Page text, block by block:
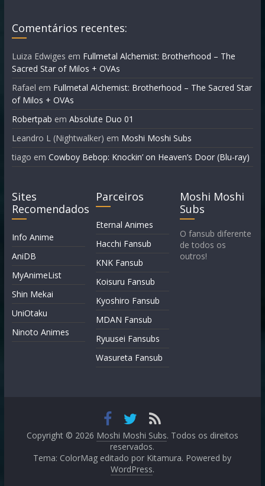
Comentários recentes:
Luiza Edwiges em Fullmetal Alchemist: Brotherhood – The
Sacred Star of Milos + OVAs
Rafael em Fullmetal Alchemist: Brotherhood – The Sacred Star
of Milos + OVAs
Robertpab em Absolute Duo 01
Leandro L (Nightwalker) em Moshi Moshi Subs
tiago em Cowboy Bebop: Knockin’ on Heaven’s Door (Blu-ray)
Sites
Recomendados
Info Anime
AniDB
MyAnimeList
Shin Mekai
UniOtaku
Ninoto Animes
Parceiros
Eternal Animes
Hacchi Fansub
KNK Fansub
Koisuru Fansub
Kyoshiro Fansub
MDAN Fansub
Ryuusei Fansubs
Wasureta Fansub
Moshi Moshi
Subs
O fansub diferente
de todos os
outros!
Copyright © 2026 Moshi Moshi Subs. Todos os direitos
reservados.
Tema: ColorMag editado por Kitamura. Powered by
WordPress.